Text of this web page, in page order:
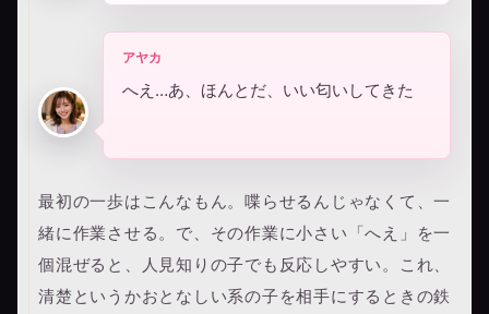
アヤカ
へえ…あ、ほんとだ、いい匂いしてきた
最初の一歩はこんなもん。喋らせるんじゃなくて、一
緒に作業させる。で、その作業に小さい「へえ」を一
個混ぜると、人見知りの子でも反応しやすい。これ、
清楚というかおとなしい系の子を相手にするときの鉄